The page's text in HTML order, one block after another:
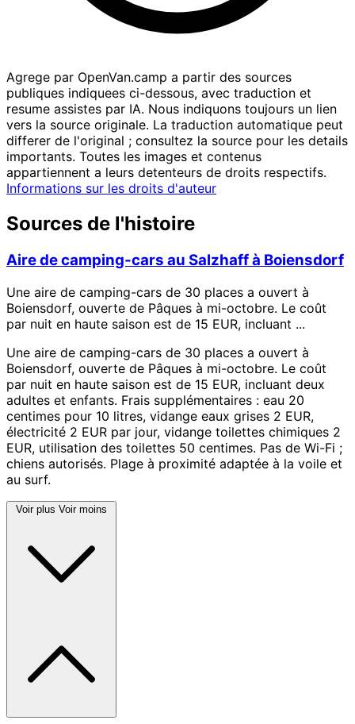
Agrege par OpenVan.camp a partir des sources
publiques indiquees ci-dessous, avec traduction et
resume assistes par IA. Nous indiquons toujours un lien
vers la source originale. La traduction automatique peut
differer de l'original ; consultez la source pour les details
importants. Toutes les images et contenus
appartiennent a leurs detenteurs de droits respectifs.
Informations sur les droits d'auteur
Sources de l'histoire
Aire de camping-cars au Salzhaff à Boiensdorf
Une aire de camping-cars de 30 places a ouvert à
Boiensdorf, ouverte de Pâques à mi-octobre. Le coût
par nuit en haute saison est de 15 EUR, incluant ...
Une aire de camping-cars de 30 places a ouvert à
Boiensdorf, ouverte de Pâques à mi-octobre. Le coût
par nuit en haute saison est de 15 EUR, incluant deux
adultes et enfants. Frais supplémentaires : eau 20
centimes pour 10 litres, vidange eaux grises 2 EUR,
électricité 2 EUR par jour, vidange toilettes chimiques 2
EUR, utilisation des toilettes 50 centimes. Pas de Wi-Fi ;
chiens autorisés. Plage à proximité adaptée à la voile et
au surf.
Voir plus Voir moins